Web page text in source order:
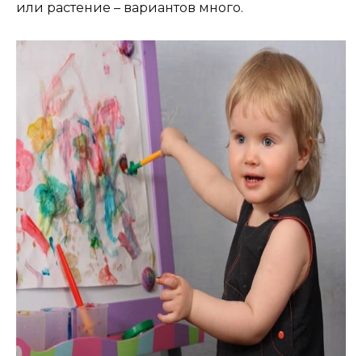
или растение – вариантов много.